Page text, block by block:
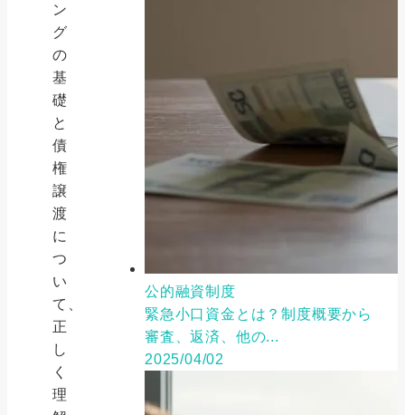
ン
グ
の
基
礎
と
債
権
譲
渡
に
つ
い
て、
正
し
く
理
公的融資制度
緊急小口資金とは？制度概要から
審査、返済、他の...
2025/04/02